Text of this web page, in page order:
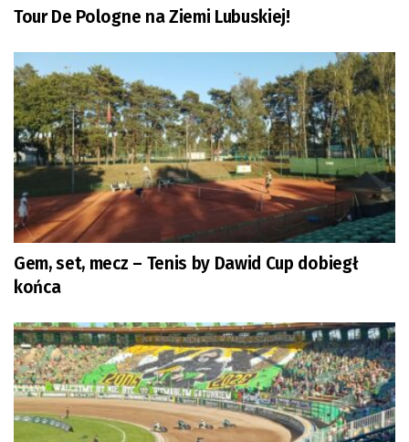
Tour De Pologne na Ziemi Lubuskiej!
Gem, set, mecz – Tenis by Dawid Cup dobiegł
końca